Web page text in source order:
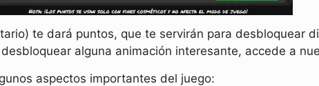
te dará puntos, que te servirán para desbloquear
alguna animación interesante, accede a
aspectos importantes del juego: